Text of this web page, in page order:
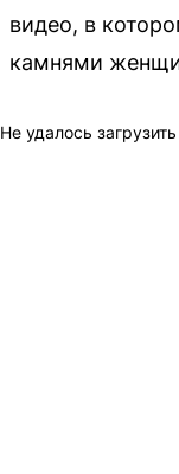
видео, в
камнями
Не удалось загрузить